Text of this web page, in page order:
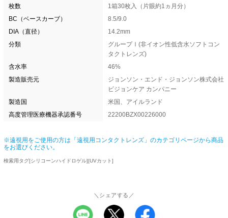
枚数
1箱30枚入（片眼約1ヵ月分）
BC（ベースカーブ）
8.5/9.0
DIA（直径）
14.2mm
分類
グループⅠ(非イオン性低含水ソフトコン
タクトレンズ)
含水率
46%
製造販売元
ジョンソン・エンド・ジョンソン株式会社
ビジョンケア カンパニー
製造国
米国、アイルランド
高度管理医療機器承認番号
22200BZX00226000
※遠視用をご使用の方は「遠視用コンタクトレンズ」のカテゴリページから商品
をお選びください。
検索用タグ[シリコーンハイドロゲル][UVカット]
＼シェアする／